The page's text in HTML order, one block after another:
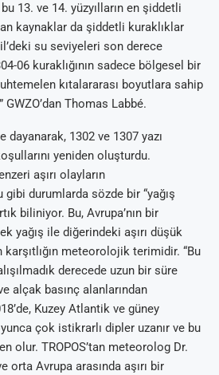
bu 13. ve 14. yüzyılların en şiddetli
kaynaklar da şiddetli kuraklıklar
su seviyeleri son derece
06 kuraklığının sadece bölgesel bir
kıtalararası boyutlara sahip
Thomas Labbé.
dayanarak, 1302 ve 1307 yazı
yeniden oluşturdu.
aşırı olayların
durumlarda sözde bir “yağış
biliniyor. Bu, Avrupa’nın bir
yağış ile diğerindeki aşırı düşük
karşıtlığın meteorolojik terimidir. “Bu
derecede uzun bir süre
alçak basınç alanlarından
Kuzey Atlantik ve güney
çok istikrarlı dipler uzanır ve bu
olur. TROPOS’tan meteorolog Dr.
orta Avrupa arasında aşırı bir